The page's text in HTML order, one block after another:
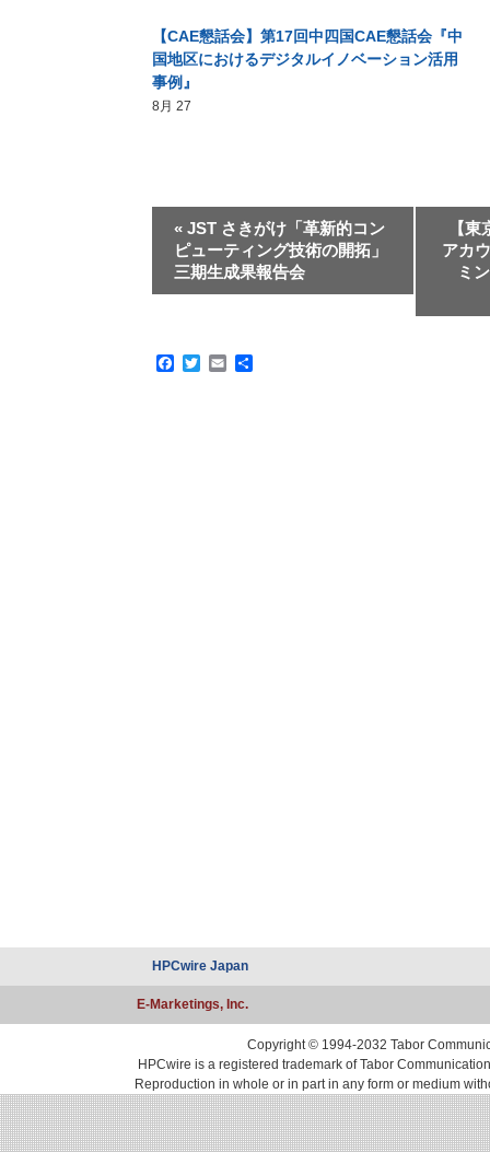
【CAE懇話会】第17回中四国CAE懇話会『中
国地区におけるデジタルイノベーション活用
事例』
8月 27
«JST さきがけ「革新的コン
ピューティング技術の開拓」
三期生成果報告会
【
アカ
ミ
Facebook
TwitterEmail
共
HPCwire Japan
E-Marketings, Inc.
Copyright © 1994-2032 Tabor
HPCwire is a registered trademark of Tabor
Reproduction in whole or in part in any form or medium